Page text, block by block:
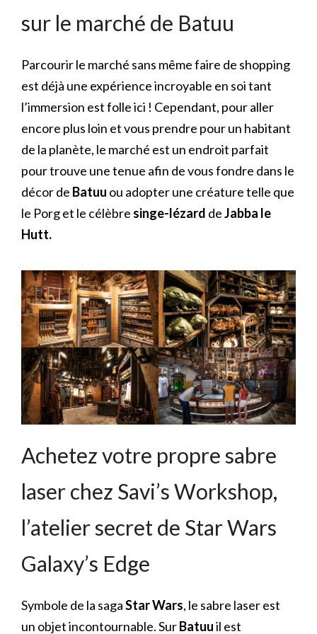
sur le marché de Batuu
Parcourir le marché sans même faire de shopping
est déjà une expérience incroyable en soi tant
l’immersion est folle ici ! Cependant, pour aller
encore plus loin et vous prendre pour un habitant
de la planète, le marché est un endroit parfait
pour trouve une tenue afin de vous fondre dans le
décor de Batuu ou adopter une créature telle que
le Porg et le célèbre singe-lézard deJabba le
Hutt.
Achetez votre propre sabre
laser chez Savi’s Workshop,
l’atelier secret de Star Wars
Galaxy’s Edge
Symbole de la sagaStar Wars, le sabre laser est
un objet incontournable. SurBatuuil est